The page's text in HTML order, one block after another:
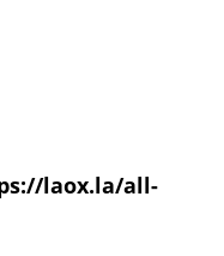
laox.la/all-